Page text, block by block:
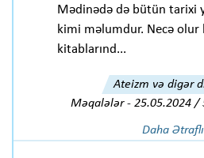
Mədinədə də bütün tarixi
kimi məlumdur. Necə olur
kitablarınd...
Ateizm və digər
Məqalələr- 25.05.2024 /
Daha